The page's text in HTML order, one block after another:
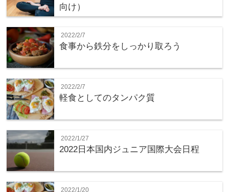
向け）
2022/2/7
食事から鉄分をしっかり取ろう
2022/2/7
軽食としてのタンパク質
2022/1/27
2022日本国内ジュニア国際大会日程
2022/1/20